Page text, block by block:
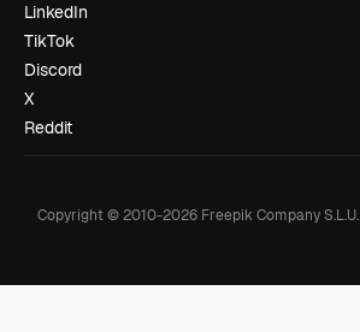
LinkedIn
TikTok
Discord
X
Reddit
Copyright © 2010-2026 Freepik Company S.L.U.